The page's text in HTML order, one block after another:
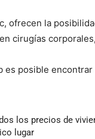
ofrecen la
cirugías
es posible
los precios de
lugar